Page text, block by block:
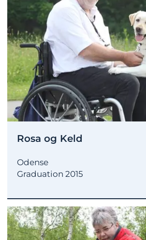
Rosa og Keld
Odense
Graduation 2015